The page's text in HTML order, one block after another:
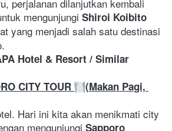
perjalanan dilanjutkan kembali
mengunjungi Shiroi Koibito
yang menjadi salah satu destinasi
Hotel & Resort / Similar
CITY TOUR
(Makan Pagi,
Hari ini kita akan menikmati city
mengunjungi Sapporo